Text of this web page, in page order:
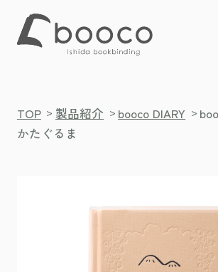
TOP > 製品紹介 > booco DIARY >
かたぐるま